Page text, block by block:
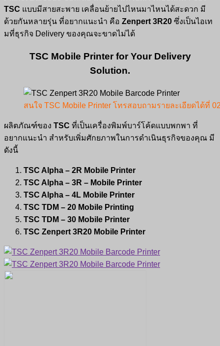
TSC แบบมีสายสะพาย เคลื่อนย้ายไปไหนมาไหนได้สะดวก มี
ด้วยกันหลายรุ่น ที่อยากแนะนำ คือ Zenpert 3R20 ซึ่งเป็นไอเท
มที่ธุรกิจ Delivery ของคุณจะขาดไม่ได้
TSC Mobile Printer for Your Delivery
Solution.
สนใจ TSC Mobile Printer โทรสอบถามรายละเอียดได้ที่
ผลิตภัณฑ์ของ TSC ที่เป็นเครื่องพิมพ์บาร์โค้ดแบบพกพา ที่
อยากแนะนำ สำหรับเพิ่มศักยภาพในการดำเนินธุรกิจของคุณ มี
ดังนี้
TSC Alpha – 2R Mobile Printer
TSC Alpha – 3R – Mobile Printer
TSC Alpha – 4L Mobile Printer
TSC TDM – 20 Mobile Printing
TSC TDM – 30 Mobile Printer
TSC Zenpert 3R20 Mobile Printer